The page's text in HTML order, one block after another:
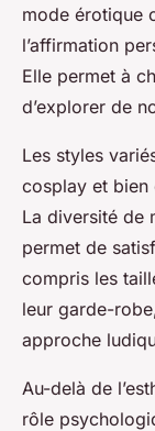
mode érotique
l’affirmation
Elle permet à
d’explorer de
Les styles
cosplay et bien
La diversité
permet de
compris les
leur garde-
approche
Au-delà de
rôle